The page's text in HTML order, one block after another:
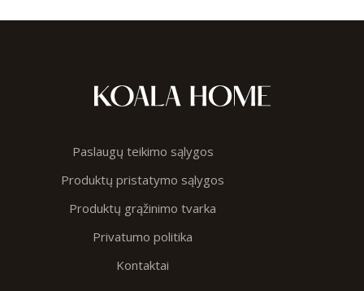
Paslaugų teikimo sąlygos
Produktų pristatymo sąlygos
Produktų grąžinimo tvarka
Privatumo politika
Kontaktai